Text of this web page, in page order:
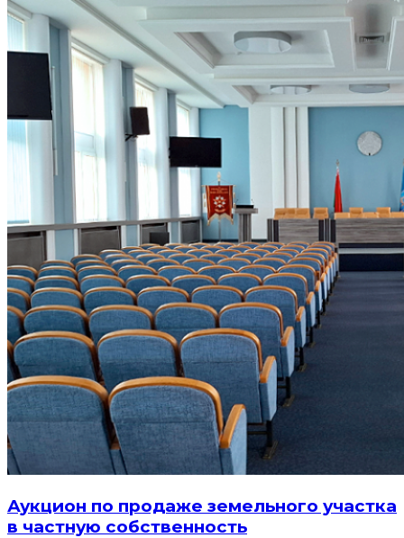
Аукцион по продаже земельного участка
в частную собственность